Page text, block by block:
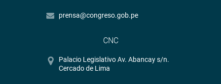
prensa@congreso.gob.pe
CNC
Palacio Legislativo Av. Abancay s/n.
Cercado de Lima